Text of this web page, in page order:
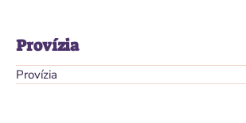
Provízia
Provízia